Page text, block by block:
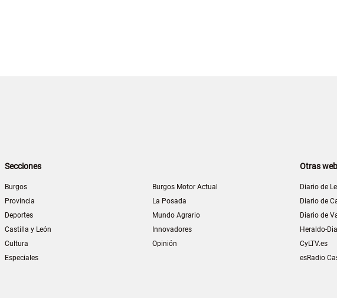
Secciones
Burgos
Provincia
Deportes
Castilla y León
Cultura
Especiales
Burgos Motor Actual
La Posada
Mundo Agrario
Innovadores
Opinión
Otras
Diario de
Diario de
Diario de
Heraldo-
CyLTV.es
esRadio